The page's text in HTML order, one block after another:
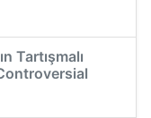
Tartışmalı